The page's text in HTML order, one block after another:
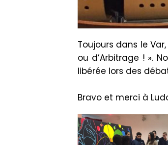
Toujours dans le
ou d’Arbitrage ! ».
libérée lors des
Bravo et merci à